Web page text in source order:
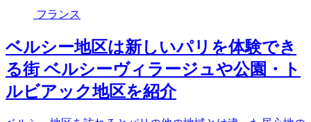
フランス
ベルシー地区は新しいパリを体験でき
る街 ベルシーヴィラージュや公園・ト
ルビアック地区を紹介